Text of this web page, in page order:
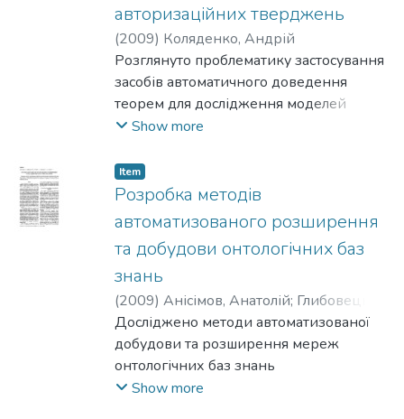
авторизаційних тверджень
(2009) Коляденко, Андрій
Розглянуто проблематику застосування
засобів автоматичного доведення
теорем для дослідження моделей
контролю доступу на базі ролей.
моделей
стандарту ANSI-INCITS 359-2004 Role
порядку, дослідження
їх властивостей та генерації
авторизаційних рішень за допомогою
ПЗ EProver.
Show more
Item
Розробка методів
автоматизованого розширення
та добудови онтологічних баз
знань
(2009) Анісімов, Анатолій; Глибовець
Кулябко, Петро;Марченко, Олександр
Лиман, К.
Досліджено методи автоматизованої
добудови та розширення мереж
онтологічних баз знань
типу WordNet. Запропоновано метод
Show more